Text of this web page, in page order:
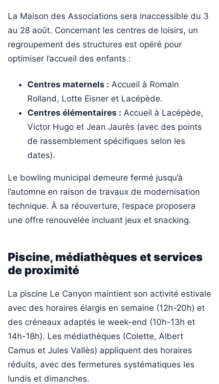
La Maison des Associations sera inaccessible du 3
au 28 août. Concernant les centres de loisirs, un
regroupement des structures est opéré pour
optimiser l’accueil des enfants :
Centres maternels : Accueil à Romain
Rolland, Lotte Eisner et Lacépède.
Centres élémentaires : Accueil à Lacépède,
Victor Hugo et Jean Jaurès (avec des points
de rassemblement spécifiques selon les
dates).
Le bowling municipal demeure fermé jusqu’à
l’automne en raison de travaux de modernisation
technique. À sa réouverture, l’espace proposera
une offre renouvelée incluant jeux et snacking.
Piscine, médiathèques et services
de proximité
La piscine Le Canyon maintient son activité estivale
avec des horaires élargis en semaine (12h-20h) et
des créneaux adaptés le week-end (10h-13h et
14h-18h). Les médiathèques (Colette, Albert
Camus et Jules Vallès) appliquent des horaires
réduits, avec des fermetures systématiques les
lundis et dimanches.